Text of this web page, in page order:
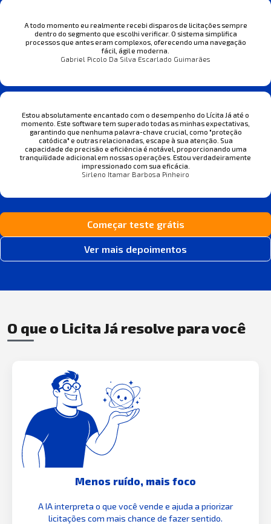
A todo momento eu realmente recebi disparos de licitações sempre
dentro do segmento que escolhi verificar. O sistema simplifica
processos que antes eram complexos, oferecendo uma navegação
fácil, ágil e moderna.
Gabriel Picolo Da Silva Escarlado Guimarães
Estou absolutamente encantado com o desempenho do Lícita Já até o
momento. Este software tem superado todas as minhas expectativas,
garantindo que nenhuma palavra-chave crucial, como "proteção
catódica" e outras relacionadas, escape à sua atenção. Sua
capacidade de precisão e eficiência é notável, proporcionando uma
tranquilidade adicional em nossas operações. Estou verdadeiramente
impressionado com sua eficácia.
Sirleno Itamar Barbosa Pinheiro
Começar teste grátis
Ver mais depoimentos
O que o Licita Já resolve para você
Menos ruído, mais foco
A IA interpreta o que você vende e ajuda a priorizar
licitações com mais chance de fazer sentido.